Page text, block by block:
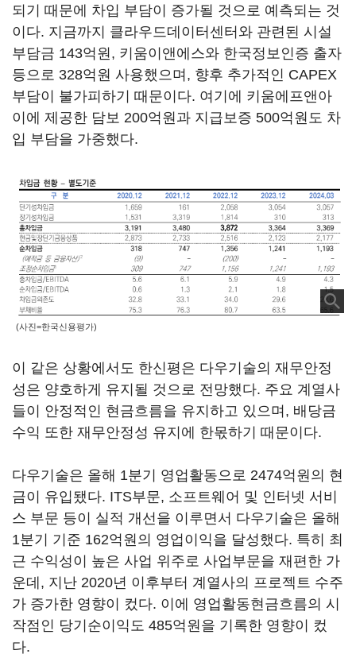
되기 때문에 차입 부담이 증가될 것으로 예측되는 것
이다. 지금까지 클라우드데이터센터와 관련된 시설
부담금 143억원, 키움이앤에스와 한국정보인증 출자
등으로 328억원 사용했으며, 향후 추가적인 CAPEX
부담이 불가피하기 때문이다. 여기에 키움에프앤아
이에 제공한 담보 200억원과 지급보증 500억원도 차
입 부담을 가중했다.
(사진=한국신용평가)
이 같은 상황에서도 한신평은 다우기술의 재무안정
성은 양호하게 유지될 것으로 전망했다. 주요 계열사
들이 안정적인 현금흐름을 유지하고 있으며, 배당금
수익 또한 재무안정성 유지에 한몫하기 때문이다.
다우기술은 올해 1분기 영업활동으로 2474억원의 현
금이 유입됐다. ITS부문, 소프트웨어 및 인터넷 서비
스 부문 등이 실적 개선을 이루면서 다우기술은 올해
1분기 기준 162억원의 영업이익을 달성했다. 특히 최
근 수익성이 높은 사업 위주로 사업부문을 재편한 가
운데, 지난 2020년 이후부터 계열사의 프로젝트 수주
가 증가한 영향이 컸다. 이에 영업활동현금흐름의 시
작점인 당기순이익도 485억원을 기록한 영향이 컸
다.